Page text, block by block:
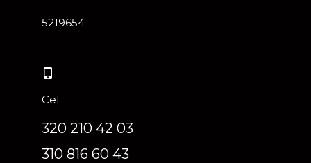
5219654
Cel.:
320 210 42 03
310 816 60 43